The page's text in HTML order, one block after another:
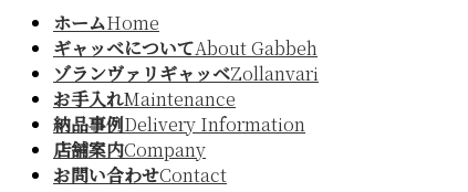
ホームHome
ギャッベについてAbout Gabbeh
ゾランヴァリギャッベZollanvari
お手入れMaintenance
納品事例Delivery Information
店舗案内Company
お問い合わせContact